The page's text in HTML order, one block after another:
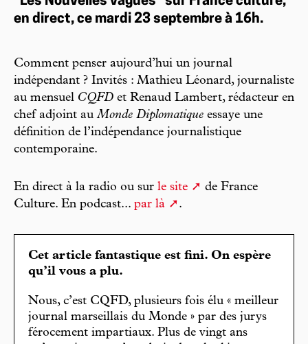
en direct, ce mardi 23 septembre à 16h.
Comment penser aujourd’hui un journal
indépendant ? Invités : Mathieu Léonard, journaliste
au mensuel CQFD et Renaud Lambert, rédacteur en
chef adjoint auMonde Diplomatique essaye une
définition de l’indépendance journalistique
contemporaine.
En direct à la radio ou sur le site
de France
Culture. En podcast... par là .
Cet article fantastique est fini. On espère
qu’il vous a plu.
Nous, c’est CQFD, plusieurs fois élu « meilleur
journal marseillais du Monde » par des jurys
férocement impartiaux. Plus de vingt ans